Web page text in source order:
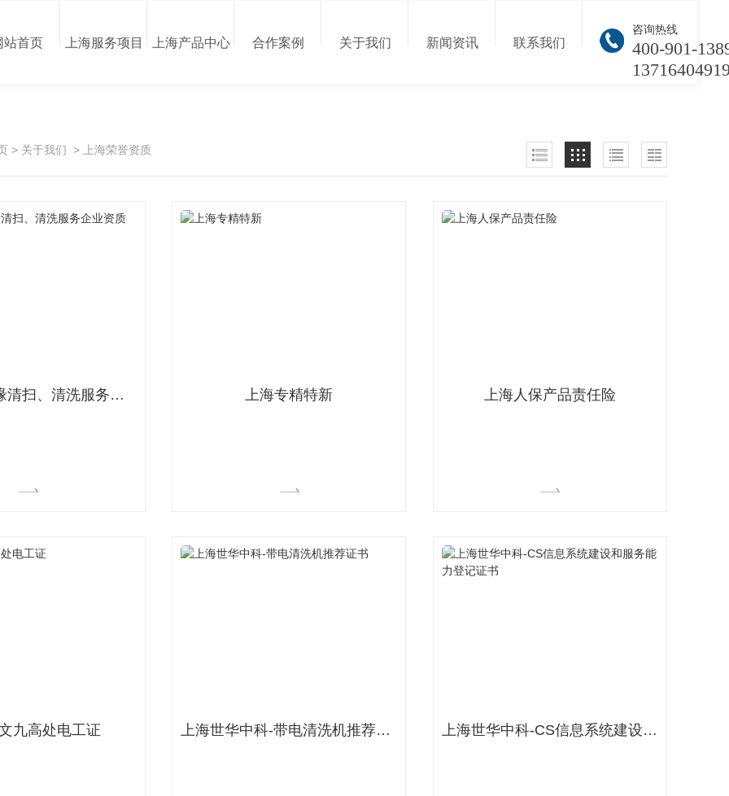
站首页 上海服务项目 上海产品中心 合作案例 关于我们 新闻资讯 联系我们
咨询热线
400-901-
> 关于我们 > 上海荣誉资质
上海带电绝缘清扫、清洗服务企业资质一级证书 上海专精特新 上海人保产品责任险
九高处电工证 上海世华中科-带电清洗机推荐证书 上海世华中科-CS信息系统建设和服务能力登记证书